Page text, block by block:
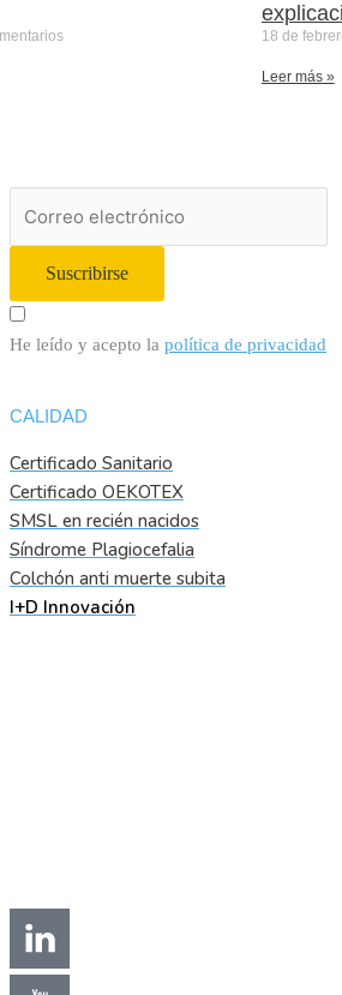
18 de
Leer más »
Suscribirse
He leído y acepto la política de privacidad
CALIDAD
Certificado Sanitario
Certificado OEKOTEX
SMSL en recién nacidos
Síndrome Plagiocefalia
Colchón anti muerte subita
I+D Innovación